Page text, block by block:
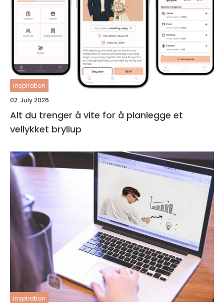
inspiration
02. July 2026
Alt du trenger å vite for å planlegge et
vellykket bryllup
inspiration